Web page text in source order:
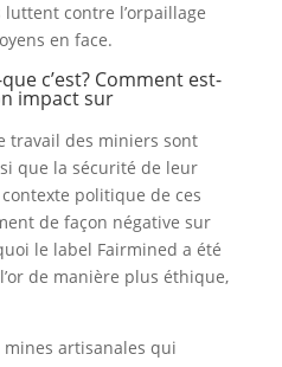
luttent contre l’orpaillage
en face.
c’est? Comment est-
impact sur
travail des miniers sont
que la sécurité de leur
politique de ces
de façon négative sur
le label Fairmined a été
de manière plus éthique,
artisanales qui